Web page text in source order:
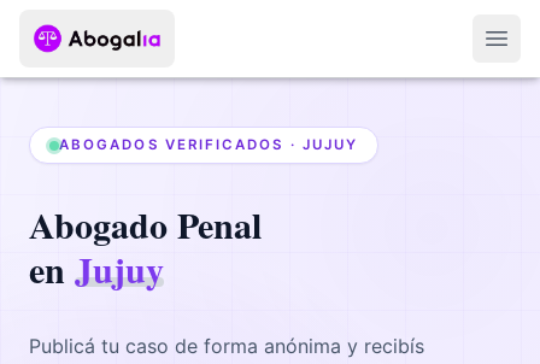
ABOGADOS VERIFICADOS · JUJUY
AbogadoPenal
enJujuy
Publicá tu caso de forma anónima y recibís